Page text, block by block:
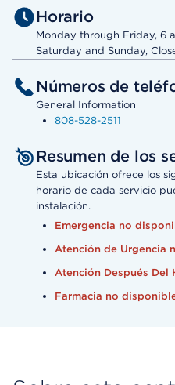
Horario
Monday through Friday, 6
Saturday and Sunday,
Números de
General Information
808-528-2511
Resumen de los
Esta ubicación ofrece los
horario de cada servicio
instalación.
Emergencia no
Atención de Urgencia
Atención Después
Farmacia no